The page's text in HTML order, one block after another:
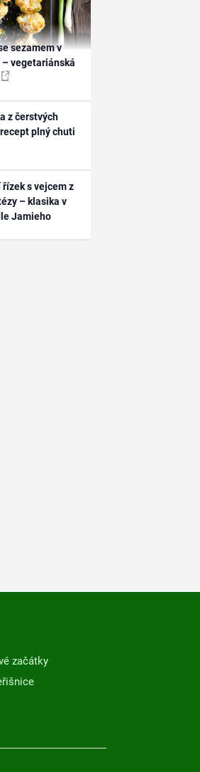
sezamem v
vegetariánská
z čerstvých
plný chuti
s vejcem z
– klasika v
Jamieho
začátky